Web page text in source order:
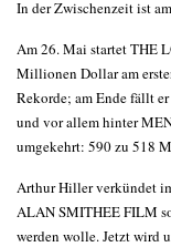
In der Zwischenzeit ist
Am 26. Mai startet THE
Millionen Dollar am
Rekorde; am Ende fällt
und vor allem hinter
umgekehrt: 590 zu 518
Arthur Hiller verkündet
ALAN SMITHEE FILM
werden wolle. Jetzt wird